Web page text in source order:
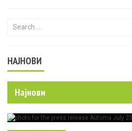
Search for:
НАЈНОВИ
Најнови